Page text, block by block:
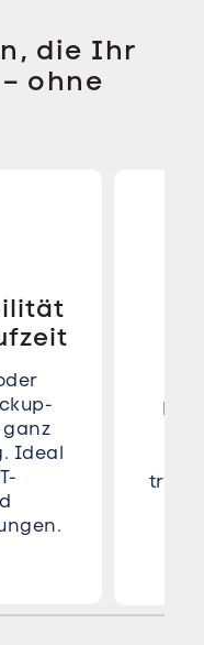
die Ihr
ohne
ganz
Ideal